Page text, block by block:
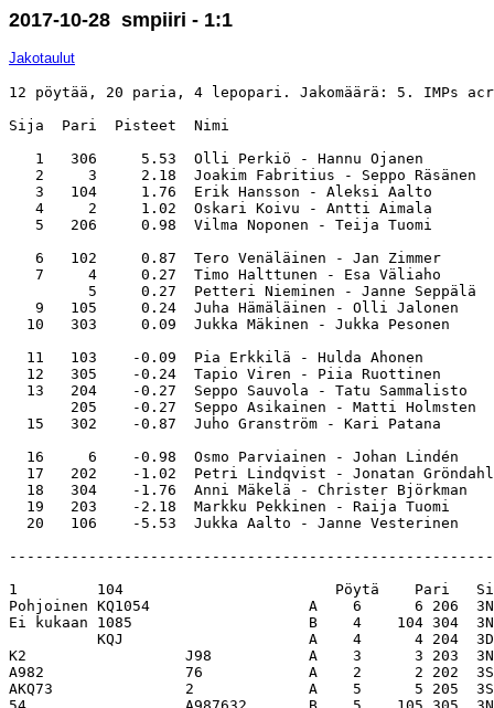
2017-10-28 smpiiri - 1:1
Jakotaulut
12 pöytää, 20 paria, 4 lepopari. Jakomäärä: 5. IMPs
Sija  Pari  Pisteet  Nimi
1   306     5.53  Olli Perkiö - Hannu Ojanen
2     3     2.18  Joakim Fabritius - Seppo
3   104     1.76  Erik Hansson - Aleksi Aalto
4     2     1.02  Oskari Koivu - Antti Aimala
5   206     0.98  Vilma Noponen - Teija Tuomi
6   102     0.87  Tero Venäläinen - Jan
7     4     0.27  Timo Halttunen - Esa
5     0.27  Petteri Nieminen - Janne Seppälä
9   105     0.24  Juha Hämäläinen - Olli
10   303     0.09  Jukka Mäkinen - Jukka
11   103    -0.09  Pia Erkkilä - Hulda Ahonen
12   305    -0.24  Tapio Viren - Piia Ruottinen
13   204    -0.27  Seppo Sauvola - Tatu
205    -0.27  Seppo Asikainen - Matti
15   302    -0.87  Juho Granström - Kari
16     6    -0.98  Osmo Parviainen - Johan
17   202    -1.02  Petri Lindqvist -
18   304    -1.76  Anni Mäkelä - Christer
19   203    -2.18  Markku Pekkinen - Raija Tuomi
1         104                        Pöytä    Pari
Pohjoinen KQ1054                  A    6      6 206
Ei kukaan 1085                    B    4    104 304
KQJ                     A    4      4 204
K2                  J98           A    3      3 203  3N
A982                76            A    2      2 202  3S
AKQ73               2             A    5      5 205  3S